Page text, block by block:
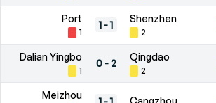
Port
1
1 -1
Shenzhen
2
Dalian Yingbo
1
0-2
Qingdao
2
Meizhou Cangzhou